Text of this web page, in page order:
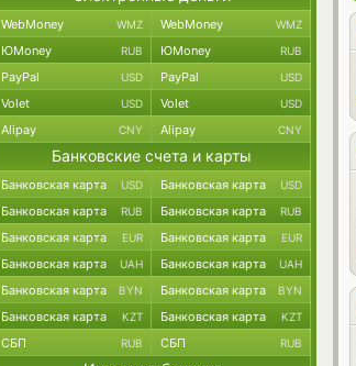
WebMoney WMZ WebMoney WMZ
ЮMoney RUB ЮMoney RUB
PayPal USD PayPal USD
Volet USD Volet USD
Alipay CNY Alipay CNY
Банковские счета и карты
Банковская карта USD Банковская карта USD
Банковская карта RUB Банковская карта RUB
Банковская карта EUR Банковская карта EUR
Банковская карта UAH Банковская карта UAH
Банковская карта BYN Банковская карта BYN
Банковская карта KZT Банковская карта KZT
СБП RUB СБП RUB